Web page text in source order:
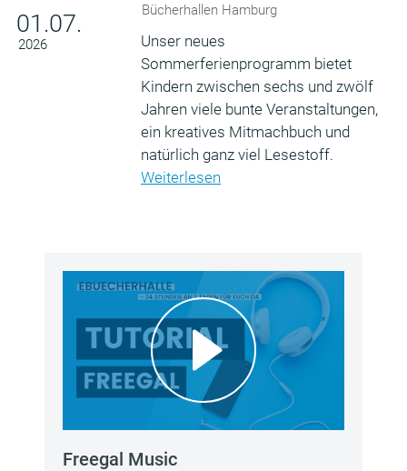
01.07.
2026
Bücherhallen Hamburg
Unser neues
Sommerferienprogramm bietet
Kindern zwischen sechs und zwölf
Jahren viele bunte Veranstaltungen,
ein kreatives Mitmachbuch und
natürlich ganz viel Lesestoff.
Weiterlesen
Freegal Music